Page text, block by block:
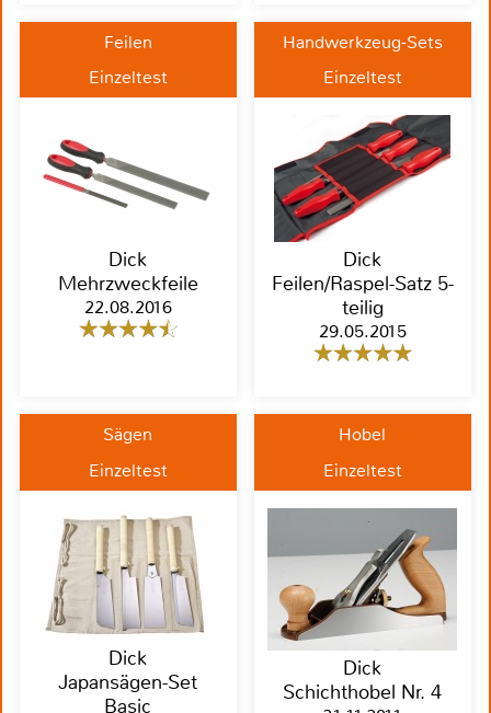
Feilen
Einzeltest
Dick
Mehrzweckfeile
22.08.2016
Handwerkzeug-Sets
Einzeltest
Dick
Feilen/Raspel-Satz 5-
teilig
29.05.2015
Sägen
Einzeltest
Dick
Japansägen-Set
Basic
Hobel
Einzeltest
Dick
Schichthobel Nr. 4